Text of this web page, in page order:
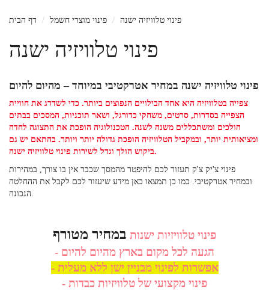
דף הבית פינוי מוצרי חשמל פינוי טלוויזיה ישנה
פינוי טלוויזיה ישנה
פינוי טלוויזיה ישנה במחיר אטרקטיבי במיוחד – מהיום להיום
צפייה בטלוויזיה היא אחד הבילויים הנפוצים ביותר. כדי לשדרג את חוויית
הצפייה בסדרות, סרטים, משחקי כדורגל, ושאר תוכניות, המסכים בבתים
הולכים ומשתכללים משנה לשנה. הטכנולוגיה הופכת את התצוגה לחדה
ומציאותית יותר, ובמקביל הטלוויזיה הופכת גדולה יותר ויותר. בהתאם יש גם
ביקוש הולך וגדל לשירות פינוי טלוויזיה ישנה.
פינוי צ'יק צ'ק תעזור לכם להיפטר מהמסך שכבר אין בו צורך, במהירות
ובמחיר אטרקטיבי. כמו כן תמצאו כאן מידע שיעזור לכם לקבל את ההחלטה
הנכונה.
פינוי טלוויזיות ישנות במחיר מטורף
- הגעה לכל מקום בארץ מהיום להיום
- אפשרות לפינוי מבניין ישן ללא מעלית
- פינוי מקצועי של טלוויזיות כבדות